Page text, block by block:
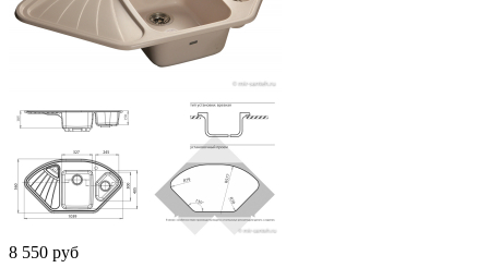
8 550 руб